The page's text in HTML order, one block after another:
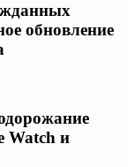
обновление
Watch и